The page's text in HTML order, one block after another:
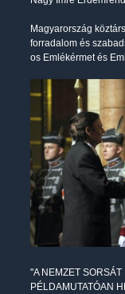
Magyarország
forradalom és
os Emlékérmet és
"A NEMZET
PÉLDAMUTATÓAN